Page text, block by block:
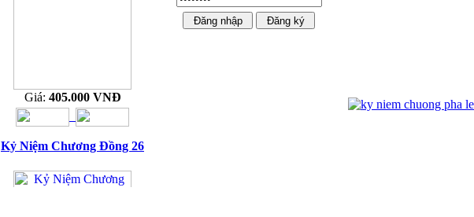
Giá: 405.000 VNĐ
Kỷ Niệm Chương Đồng 26